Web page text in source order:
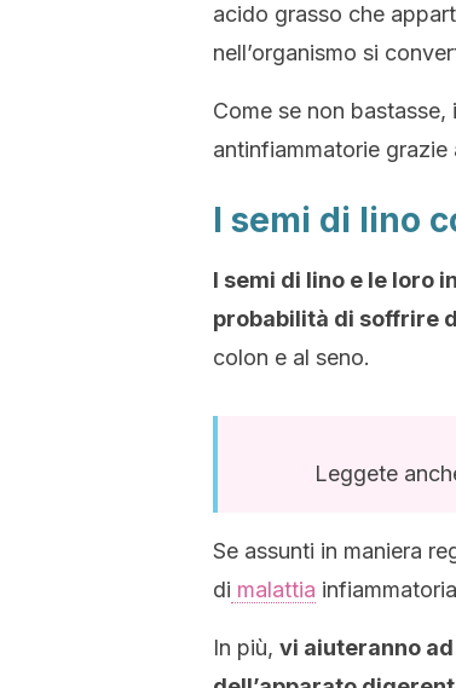
acido grasso che
nell’organismo si
Come se non
antinfiammatorie grazie
I semi di lino
I semi di lino e le loro
probabilità di soffrire
colon e al seno.
Leggete
Se assunti in maniera
di malattia
In più, vi aiuteranno